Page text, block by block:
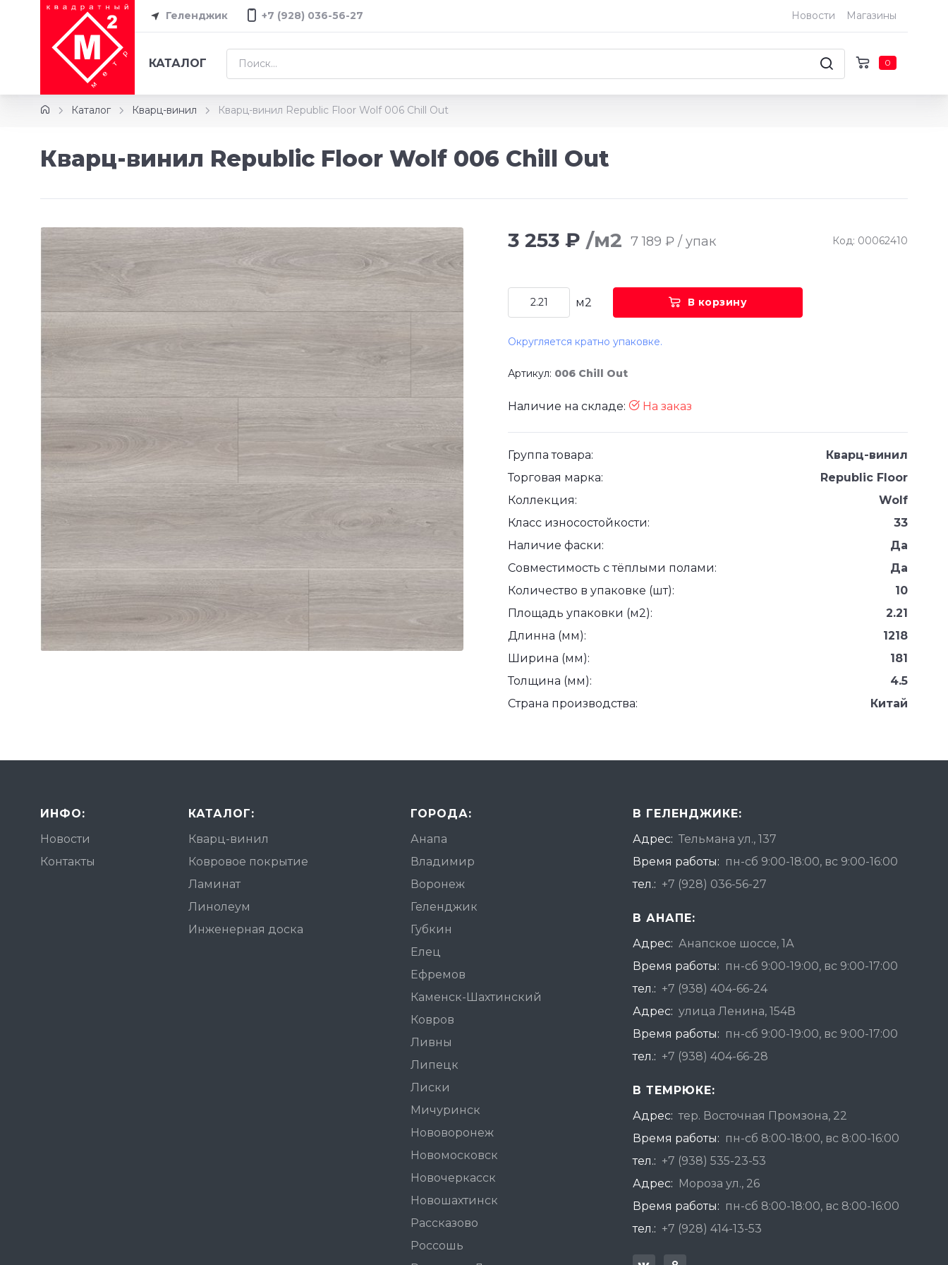
Геленджик +7 (928) 036-56-27 Новости Магазины
КАТАЛОГ 0
Каталог Кварц-винил Кварц-винил Republic Floor Wolf 006 Chill Out
Кварц-винил Republic Floor Wolf 006 Chill Out
3 253 ₽ /м2 7 189 ₽ / упак Код: 00062410
м2 В корзину
Округляется кратно упаковке.
Артикул: 006 Chill Out
Наличие на складе: На заказ
Группа товара:
Кварц-винил
Торговая марка:
Republic Floor
Коллекция:
Wolf
Класс износостойкости:
33
Наличие фаски:
Да
Совместимость с тёплыми полами:
Да
Количество в упаковке (шт):
10
Площадь упаковки (м2):
2.21
Длинна (мм):
1218
Ширина (мм):
181
Толщина (мм):
4.5
Страна производства:
Китай
ИНФО:
Новости
Контакты
КАТАЛОГ:
Кварц-винил
Ковровое покрытие
Ламинат
Линолеум
Инженерная доска
ГОРОДА:
Анапа
Владимир
Воронеж
Геленджик
Губкин
Елец
Ефремов
Каменск-Шахтинский
Ковров
Ливны
Липецк
Лиски
Мичуринск
Нововоронеж
Новомосковск
Новочеркасск
Новошахтинск
Рассказово
Россошь
В ГЕЛЕНДЖИКЕ:
Адрес: Тельмана ул., 137
Время работы: пн-сб 9:00-18:00, вс 9:00-16:00
тел.: +7 (928) 036-56-27
В АНАПЕ:
Адрес: Анапское шоссе, 1А
Время работы: пн-сб 9:00-19:00, вс 9:00-17:00
тел.: +7 (938) 404-66-24
Адрес: улица Ленина, 154В
Время работы: пн-сб 9:00-19:00, вс 9:00-17:00
тел.: +7 (938) 404-66-28
В ТЕМРЮКЕ:
Адрес: тер. Восточная Промзона, 22
Время работы: пн-сб 8:00-18:00, вс 8:00-16:00
тел.: +7 (938) 535-23-53
Адрес:
Мороза ул., 26
Время работы: пн-сб 8:00-18:00, вс 8:00-16:00
тел.: +7 (928) 414-13-53